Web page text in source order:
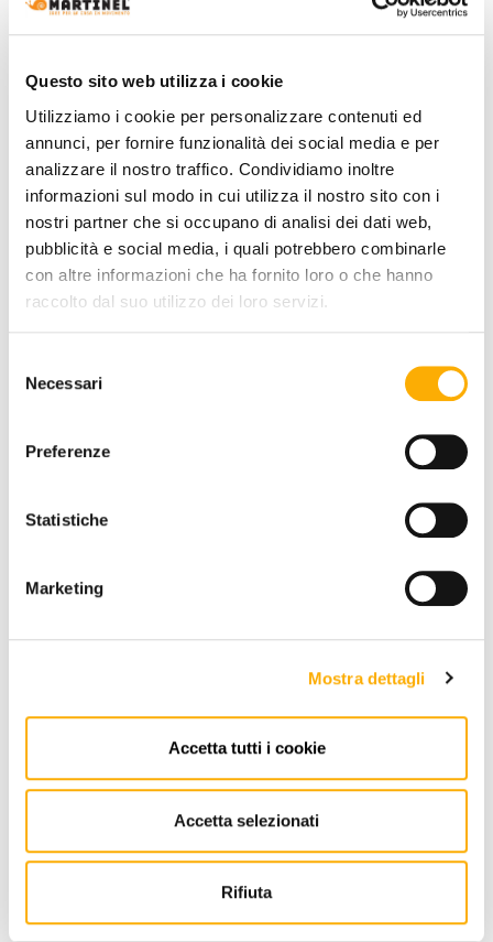
Questo sito web utilizza i cookie
Utilizziamo i cookie per personalizzare contenuti ed
annunci, per fornire funzionalità dei social media e per
analizzare il nostro traffico. Condividiamo inoltre
informazioni sul modo in cui utilizza il nostro sito con i
nostri partner che si occupano di analisi dei dati web,
pubblicità e social media, i quali potrebbero combinarle
con altre informazioni che ha fornito loro o che hanno
raccolto dal suo utilizzo dei loro servizi.
delNecessari
Preferenze
Statistiche
Marketing
Mostra dettagli
Accetta tutti i cookie
Accetta selezionati
Rifiuta
COLOR:
+0€ +0€ +0€ +0€ +0€ +0€ +0€
REQUEST A QUOTE
BEST PRICE GUARANTEED